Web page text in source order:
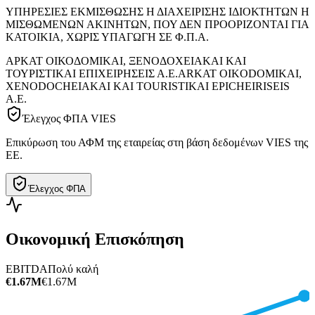
ΥΠΗΡΕΣΙΕΣ ΕΚΜΙΣΘΩΣΗΣ Η ΔΙΑΧΕΙΡΙΣΗΣ ΙΔΙΟΚΤΗΤΩΝ Η
ΜΙΣΘΩΜΕΝΩΝ ΑΚΙΝΗΤΩΝ, ΠΟΥ ΔΕΝ ΠΡΟΟΡΙΖΟΝΤΑΙ ΓΙΑ
ΚΑΤΟΙΚΙΑ, ΧΩΡΙΣ ΥΠΑΓΩΓΗ ΣΕ Φ.Π.Α.
ΑΡΚΑΤ ΟΙΚΟΔΟΜΙΚΑΙ, ΞΕΝΟΔΟΧΕΙΑΚΑΙ ΚΑΙ
ΤΟΥΡΙΣΤΙΚΑΙ ΕΠΙΧΕΙΡΗΣΕΙΣ Α.Ε.ARKAT OIKODOMIKAI,
XENODOCHEIAKAI KAI TOURISTIKAI EPICHEIRISEIS
A.E.
Έλεγχος ΦΠΑ VIES
Επικύρωση του ΑΦΜ της εταιρείας στη βάση δεδομένων VIES της
ΕΕ.
Έλεγχος ΦΠΑ
Οικονομική Επισκόπηση
EBITDAΠολύ καλή
€1.67M€1.67M